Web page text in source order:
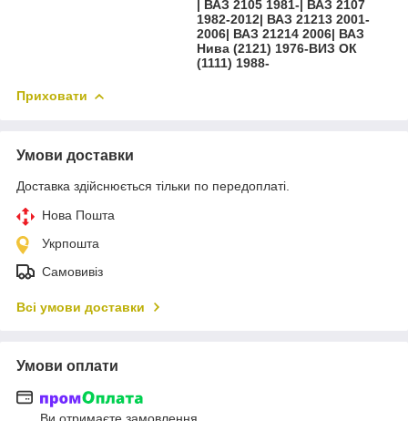
| ВАЗ 2105 1981-| ВАЗ 2107
1982-2012| ВАЗ 21213 2001-
2006| ВАЗ 21214 2006| ВАЗ
Нива (2121) 1976-ВИЗ ОК
(1111) 1988-
Приховати
Умови доставки
Доставка здійснюється тільки по передоплаті.
Нова Пошта
Укрпошта
Самовивіз
Всі умови доставки
Умови оплати